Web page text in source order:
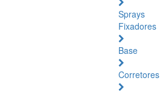
Sprays
Fixadores
Base
Corretores